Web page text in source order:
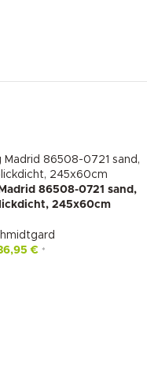
86508-0721 sand,
245x60cm
€ *